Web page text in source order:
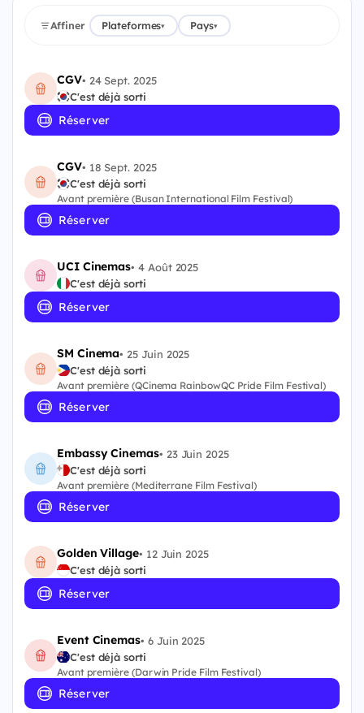
Affiner Plateformes▾ Pays▾
CGV• 24 Sept. 2025
C'est déjà sorti
Réserver
CGV• 18 Sept. 2025
C'est déjà sorti
Avant première (Busan International Film Festival)
Réserver
UCI Cinemas•4 Août 2025
C'est déjà sorti
Réserver
SM Cinema• 25 Juin 2025
C'est déjà sorti
Avant première (QCinema RainbowQC Pride Film Festival)
Réserver
Embassy Cinemas• 23 Juin 2025
C'est déjà sorti
Avant première (Mediterrane Film Festival)
Réserver
Golden Village• 12 Juin 2025
C'est déjà sorti
Réserver
Event Cinemas• 6 Juin 2025
C'est déjà sorti
Avant première (Darwin Pride Film Festival)
Réserver